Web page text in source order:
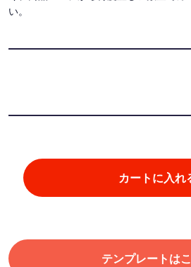
い。
カートに入れ
テンプレートは